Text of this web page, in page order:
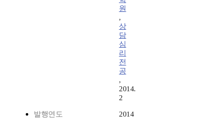
원
,
상
담
심
리
전
공
,
2014.
2
발행연도 2014